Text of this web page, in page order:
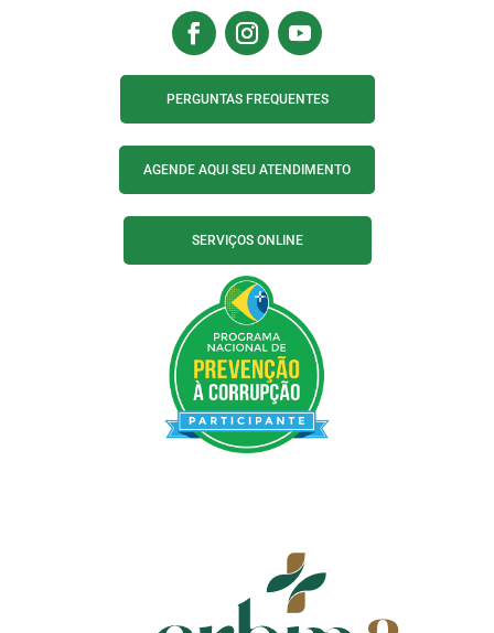
PERGUNTAS FREQUENTES
AGENDE AQUI SEU ATENDIMENTO
SERVIÇOS ONLINE